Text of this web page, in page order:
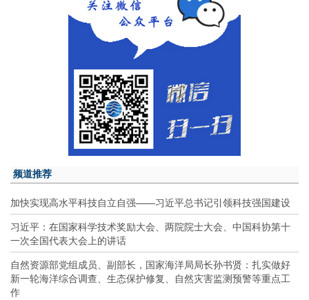
频道推荐
加快实现高水平科技自立自强——习近平总书记引领科技强国建设
习近平：在国家科学技术奖励大会、两院院士大会、中国科协第十
一次全国代表大会上的讲话
自然资源部党组成员、副部长，国家海洋局局长孙书贤：扎实做好
新一轮海洋综合调查、生态保护修复、自然灾害监测预警等重点工
作